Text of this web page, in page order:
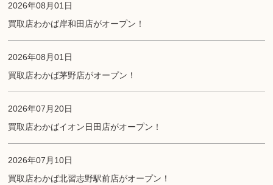
2026年08月01日
買取店わかば岸和田店がオープン！
2026年08月01日
買取店わかば茅野店がオープン！
2026年07月20日
買取店わかばイオン日田店がオープン！
2026年07月10日
買取店わかば北習志野駅前店がオープン！